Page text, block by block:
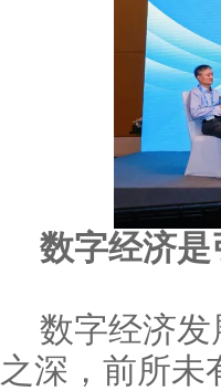
数字经济是
数字经济
之深，前所未